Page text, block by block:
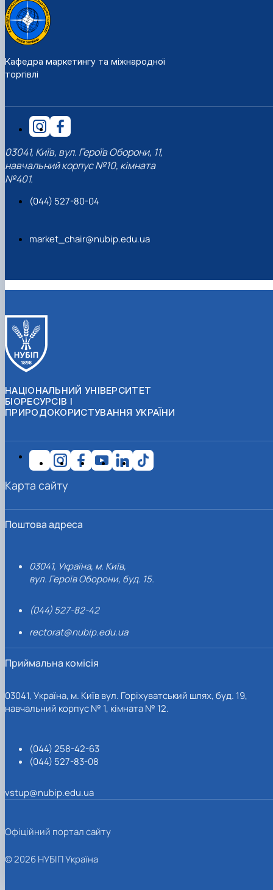
Кафедра маркетингу та міжнародної
торгівлі
03041, Київ, вул. Героїв Оборони, 11,
навчальний корпус №10, кімната
№401.
(044) 527-80-04
market_chair@nubip.edu.ua
НАЦІОНАЛЬНИЙ УНІВЕРСИТЕТ
БІОРЕСУРСІВ І
ПРИРОДОКОРИСТУВАННЯ УКРАЇНИ
Поштова адреса
03041, Україна, м. Київ,
вул. Героїв Оборони, буд. 15.
(044) 527-82-42
rectorat@nubip.edu.ua
Приймальна комісія
03041, Україна, м. Київ вул. Горіхуватський шлях, буд. 19,
навчальний корпус № 1, кімната № 12.
(044) 258-42-63
(044) 527-83-08
vstup@nubip.edu.ua
Карта сайту
Офіційний портал сайту
© 2026 НУБІП Україна